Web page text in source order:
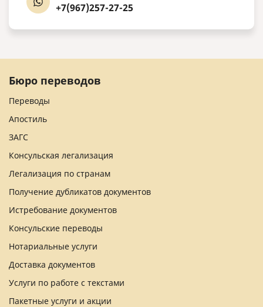
+7(967)257-27-25
Бюро переводов
Переводы
Апостиль
ЗАГС
Консульская легализация
Легализация по странам
Получение дубликатов документов
Истребование документов
Консульские переводы
Нотариальные услуги
Доставка документов
Услуги по работе с текстами
Пакетные услуги и акции